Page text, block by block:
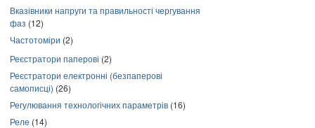
Вказівники напруги та правильності чергування
фаз (12)
Частотоміри (2)
Реєстратори паперові (2)
Реєстратори електронні (безпаперові
самописці) (26)
Регулювання технологічних параметрів (16)
Реле (14)